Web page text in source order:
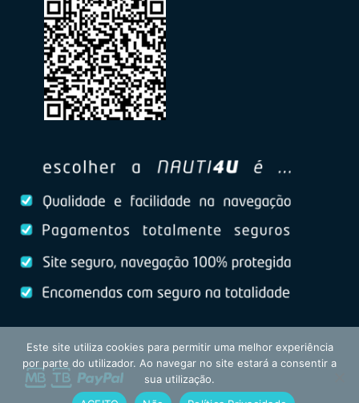
Este site utiliza cookies para permitir uma melhor experiência
por parte do utilizador. Ao navegar no site estará a consentir a
sua utilização.